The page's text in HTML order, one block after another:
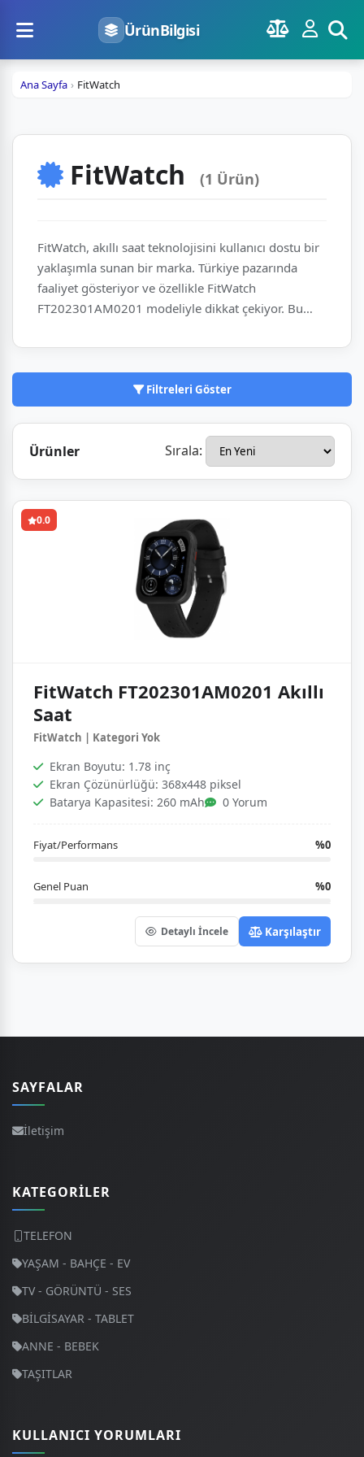
ÜrünBilgisi
Ana Sayfa FitWatch
FitWatch (1 Ürün)
FitWatch, akıllı saat teknolojisini kullanıcı dostu bir
yaklaşımla sunan bir marka. Türkiye pazarında
faaliyet gösteriyor ve özellikle FitWatch
FT202301AM0201 modeliyle dikkat çekiyor. Bu
temel ihtiyaçları karşılıyor. Marka, teknolojiyi
herkes için erişilebilir kılmayı hedefliyor.
Filtreleri Göster
Ürünler Sırala:
0.0
FitWatch FT202301AM0201 Akıllı
Saat
FitWatch | Kategori Yok
Ekran Boyutu: 1.78 inç
Ekran Çözünürlüğü: 368x448 piksel
Batarya Kapasitesi: 260 mAh
0 Yorum
Fiyat/Performans %0
Genel Puan %0
Detaylı İncele Karşılaştır
SAYFALAR
İletişim
KATEGORILER
TELEFON
YAŞAM - BAHÇE - EV
TV - GÖRÜNTÜ - SES
BİLGİSAYAR - TABLET
ANNE - BEBEK
TAŞITLAR
KULLANICI YORUMLARI